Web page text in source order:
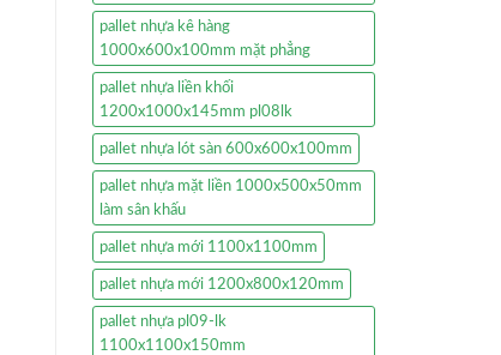
pallet nhựa kê hàng
1000x600x100mm mặt phẳng
pallet nhựa liền khối
1200x1000x145mm pl08lk
pallet nhựa lót sàn 600x600x100mm
pallet nhựa mặt liền 1000x500x50mm
làm sân khấu
pallet nhựa mới 1100x1100mm
pallet nhựa mới 1200x800x120mm
pallet nhựa pl09-lk
1100x1100x150mm